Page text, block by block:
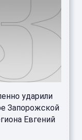
ударили
Запорожской
Евгений